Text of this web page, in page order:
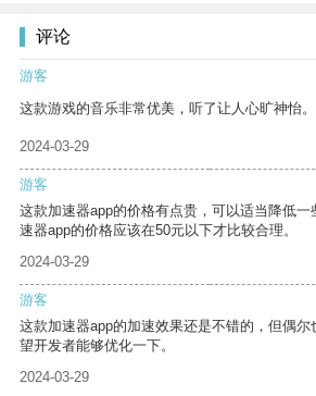
评论
游客
这款游戏的音乐非常优美，听了让人心旷神怡。
2024-03-29
游客
这款加速器app的价格有点贵，可以适当降低
速器app的价格应该在50元以下才比较合理。
2024-03-29
游客
这款加速器app的加速效果还是不错的，但偶
望开发者能够优化一下。
2024-03-29